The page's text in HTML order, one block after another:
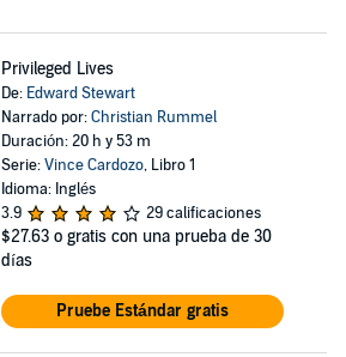
Privileged Lives
De: Edward Stewart
Narrado por:Christian Rummel
Duración: 20 h y 53 m
Serie:Vince Cardozo, Libro 1
Idioma: Inglés
3.9
29 calificaciones
$27.63 o gratis con una prueba de 30
días
Pruebe Estándar gratis